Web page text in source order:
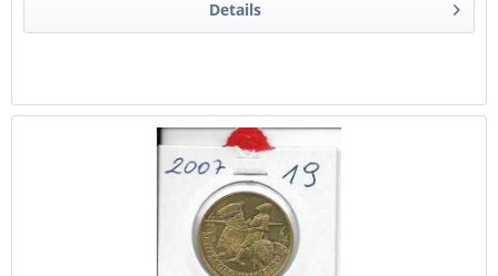
Details